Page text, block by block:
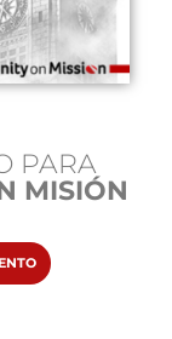
PARA
MISIÓN